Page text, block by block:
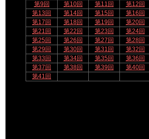
第9回
第10回 第11回
第12回
第13回
第14回 第15回
第16回
第17回
第18回 第19回
第20回
第21回
第22回 第23回
第24回
第25回
第26回 第27回
第28回
第29回
第30回 第31回
第32回
第33回
第34回 第35回
第36回
第37回
第38回 第39回
第40回
第41回